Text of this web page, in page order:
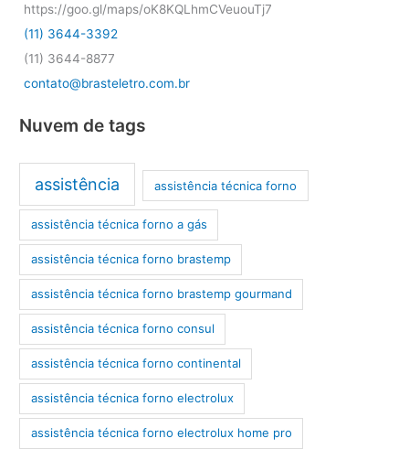
https://goo.gl/maps/oK8KQLhmCVeuouTj7
(11) 3644-3392
(11) 3644-8877
contato@brasteletro.com.br
Nuvem de tags
assistência assistência técnica forno
assistência técnica forno a gás
assistência técnica forno brastemp
assistência técnica forno brastemp gourmand
assistência técnica forno consul
assistência técnica forno continental
assistência técnica forno electrolux
assistência técnica forno electrolux home pro